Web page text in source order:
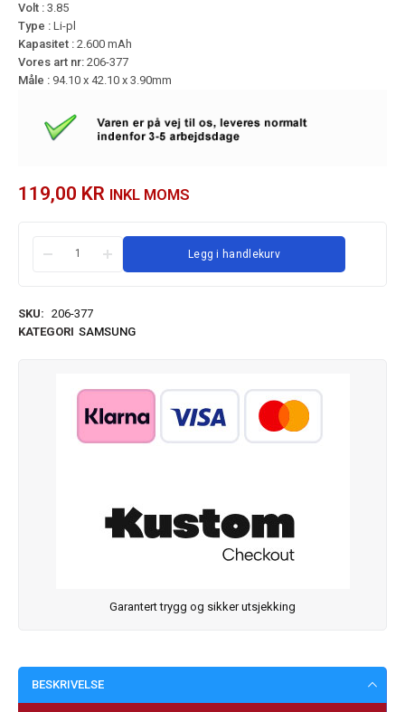
Volt : 3.85
Type : Li-pl
Kapasitet : 2.600 mAh
Vores art nr: 206-377
Måle : 94.10 x 42.10 x 3.90mm
119,00 KR INKL MOMS
Legg i handlekurv
SKU: 206-377
KATEGORI SAMSUNG
Garantert trygg og sikker utsjekking
BESKRIVELSE